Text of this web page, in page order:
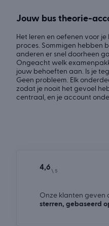
Jouw bus theorie-
Het leren en oefenen voor
proces. Sommigen hebben
anderen er snel doorheen
Ongeacht welk
jouw behoeften aan. Is je
Geen probleem. Elk
zodat je nooit het gevoel
centraal, en je account
4,6 \ 5
Onze klanten geven
sterren, gebaseerd